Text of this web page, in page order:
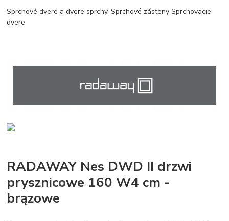
Sprchové dvere a dvere sprchy. Sprchové zásteny Sprchovacie
dvere
RADAWAY Nes DWD II drzwi
prysznicowe 160 W4 cm -
brązowe